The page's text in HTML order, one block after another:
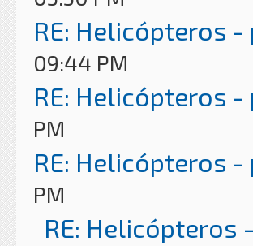
RE: Helicópteros
09:44 PM
RE: Helicópteros
PM
RE: Helicópteros
PM
RE: